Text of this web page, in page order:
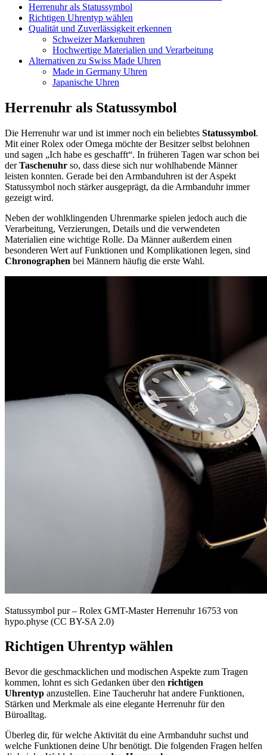
Herrenuhr als Statussymbol
Richtigen Uhrentyp wählen
Qualität und Zuverlässigkeit erkennen
Schweizer Markenuhren
Hochwertige Materialien und Verarbeitung
Alternativen zu Swiss Made Uhren
Made in Germany Uhren
Japanische Uhren
Herrenuhr als Statussymbol
Die Herrenuhr war und ist immer noch ein beliebtes Statussymbol.
Mit einer Rolex oder Omega möchte der Besitzer selbst belohnen
und sagen „Ich habe es geschafft“. In früheren Tagen war schon bei
derTaschenuhr so, dass diese sich nur wohlhabende Männer
leisten konnten. Gerade bei den Armbanduhren ist der Aspekt
Statussymbol noch stärker ausgeprägt, da die Armbanduhr immer
gezeigt wird.
Neben der wohlklingenden Uhrenmarke spielen jedoch auch die
Verarbeitung, Verzierungen, Details und die verwendeten
Materialien eine wichtige Rolle. Da Männer außerdem einen
besonderen Wert auf Funktionen und Komplikationen legen, sind
Chronographen bei Männern häufig die erste Wahl.
Statussymbol pur – Rolex GMT-Master Herrenuhr 16753 von
hypo.physe (CC BY-SA 2.0)
Richtigen Uhrentyp wählen
Bevor die geschmacklichen und modischen Aspekte zum Tragen
kommen, lohnt es sich Gedanken über den richtigen
Uhrentyp anzustellen. Eine Taucheruhr hat andere Funktionen,
Stärken und Merkmale als eine elegante Herrenuhr für den
Büroalltag.
Überleg dir, für welche Aktivität du eine Armbanduhr suchst und
welche Funktionen deine Uhr benötigt. Die folgenden Fragen helfen